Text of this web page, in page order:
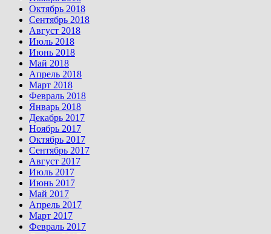
Октябрь 2018
Сентябрь 2018
Август 2018
Июль 2018
Июнь 2018
Май 2018
Апрель 2018
Март 2018
Февраль 2018
Январь 2018
Декабрь 2017
Ноябрь 2017
Октябрь 2017
Сентябрь 2017
Август 2017
Июль 2017
Июнь 2017
Май 2017
Апрель 2017
Март 2017
Февраль 2017